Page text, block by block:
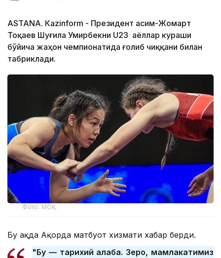
ASTANА. Кazinform - Президент Қасим-Жомарт
Тоқаев Шуғила Умирбекни U23 аёллар кураши
бўйича жаҳон чемпионатида ғолиб чиққани билан
табриклади.
Фото: МОҚ
Бу ҳақда Ақорда матбуот хизмати хабар берди.
"Бу — тарихий ғалаба. Зеро, мамлакатимиз